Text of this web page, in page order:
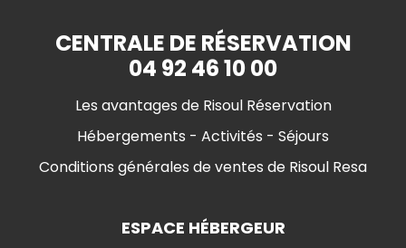
CENTRALE DE RÉSERVATION
04 92 46 10 00
Les avantages de Risoul Réservation
Hébergements - Activités - Séjours
Conditions générales de ventes de Risoul Resa
ESPACE HÉBERGEUR